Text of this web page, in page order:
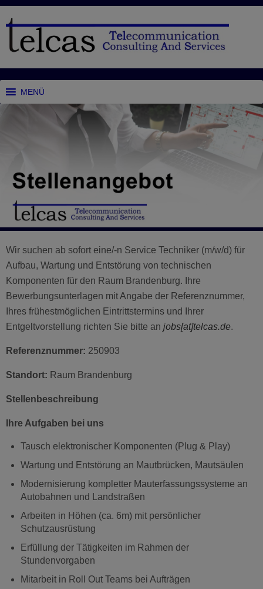
MENÜ
Wir suchen ab sofort eine/-n Service Techniker (m/w/d) für
Aufbau, Wartung und Entstörung von technischen
Komponenten für den Raum Brandenburg. Ihre
Bewerbungsunterlagen mit Angabe der Referenznummer,
Ihres frühestmöglichen Eintrittstermins und Ihrer
Entgeltvorstellung richten Sie bitte an jobs[at]telcas.de.
Referenznummer: 250903
Standort: Raum Brandenburg
Stellenbeschreibung
Ihre Aufgaben bei uns
Tausch elektronischer Komponenten (Plug & Play)
Wartung und Entstörung an Mautbrücken, Mautsäulen
Modernisierung kompletter Mauterfassungssysteme an
Autobahnen und Landstraßen
Arbeiten in Höhen (ca. 6m) mit persönlicher
Schutzausrüstung
Erfüllung der Tätigkeiten im Rahmen der
Stundenvorgaben
Mitarbeit in Roll Out Teams bei Aufträgen